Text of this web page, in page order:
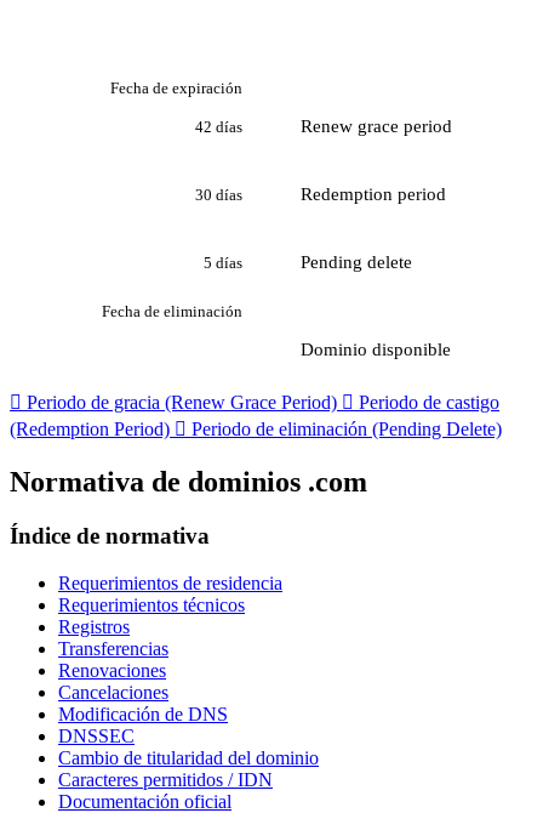
Fecha de expiración
42 días Renew grace period
30 días Redemption period
5 días Pending delete
Fecha de eliminación
Dominio disponible
 Periodo de gracia (Renew Grace Period)  Periodo de castigo
(Redemption Period)  Periodo de eliminación (Pending Delete)
Normativa de dominios .com
Índice de normativa
Requerimientos de residencia
Requerimientos técnicos
Registros
Transferencias
Renovaciones
Cancelaciones
Modificación de DNS
DNSSEC
Cambio de titularidad del dominio
Caracteres permitidos / IDN
Documentación oficial